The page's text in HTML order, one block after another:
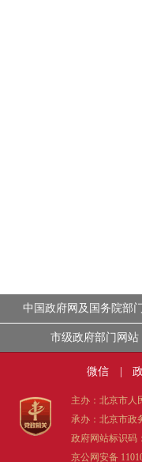
中国政府网及国务院部
市级政府部门网站
微信
主办：北京市人
承办：北京市政
政府网站标识码
京公网安备